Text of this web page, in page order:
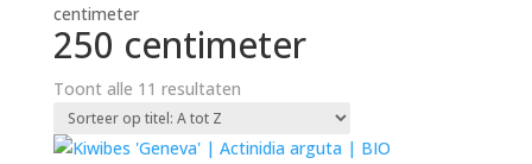
centimeter
250 centimeter
Toont alle 11 resultaten